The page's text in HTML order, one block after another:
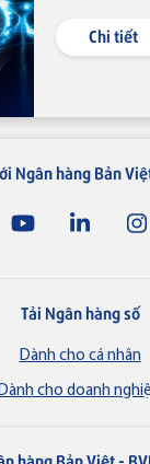
Chi tiết
Thẻ tín dụng
shopON
Ngân hàng Bản
Tải Ngân hàng số
Dành cho cá nhân
cho doanh